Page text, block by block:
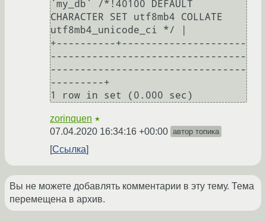
`my_db` /*!40100 DEFAULT
CHARACTER SET utf8mb4 COLLATE
utf8mb4_unicode_ci */ |
+----------+---------------------
---------------------------------
---------------------------------
---------+
zorinquen ★
07.04.2020 16:34:16 +00:00 автор топика
Ссылка
Вы не можете добавлять комментарии в эту тему. Тема
перемещена в архив.